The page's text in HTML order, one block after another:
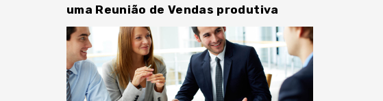
uma Reunião de Vendas produtiva